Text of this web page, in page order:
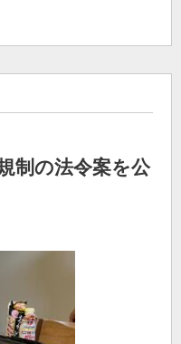
制の法令案を公